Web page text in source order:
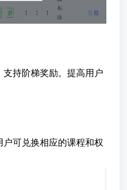
持阶梯奖励。提高用户
可兑换相应的课程和权